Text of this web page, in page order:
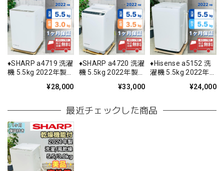
♦️SHARP a4719 洗濯
機 5.5kg 2022年製
¥28,000
♦️SHARP a4720 洗濯
機 5.5kg 2022年製
¥33,000
♦️Hisense a5152 洗
濯機 5.5kg 2022年
¥24,000
最近チェックした商品